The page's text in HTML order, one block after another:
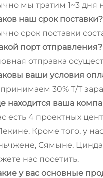
мы тратим 1~3 дня
наш срок поставки?
срок поставки
порт отправления?
отправка
ваши условия
30% T/T
находится ваша
есть 4 проектных
Кроме того, у
Сямыне,
нас посетить.
у вас основные